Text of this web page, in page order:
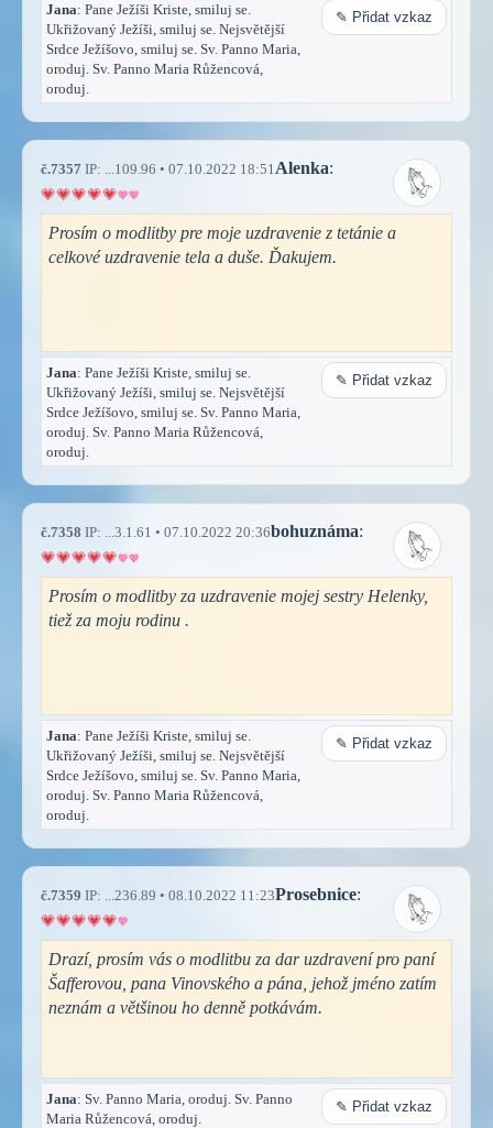
Jana: Pane Ježíši Kriste, smiluj se.
Ukřižovaný Ježíši, smiluj se. Nejsvětější
Srdce Ježíšovo, smiluj se. Sv. Panno Maria,
oroduj. Sv. Panno Maria Růžencová,
oroduj.
✎ Přidat vzkaz
č.7357 IP: ...109.96 • 07.10.2022 18:51 Alenka:
Prosím o modlitby pre moje uzdravenie z tetánie a
celkové uzdravenie tela a duše. Ďakujem.
Jana: Pane Ježíši Kriste, smiluj se.
Ukřižovaný Ježíši, smiluj se. Nejsvětější
Srdce Ježíšovo, smiluj se. Sv. Panno Maria,
oroduj. Sv. Panno Maria Růžencová,
oroduj.
✎ Přidat vzkaz
č.7358 IP: ...3.1.61 • 07.10.2022 20:36bohuznáma:
Prosím o modlitby za uzdravenie mojej sestry Helenky,
tiež za moju rodinu .
Jana: Pane Ježíši Kriste, smiluj se.
Ukřižovaný Ježíši, smiluj se. Nejsvětější
Srdce Ježíšovo, smiluj se. Sv. Panno Maria,
oroduj. Sv. Panno Maria Růžencová,
oroduj.
✎ Přidat vzkaz
č.7359 IP: ...236.89 • 08.10.2022 11:23Prosebnice:
Drazí, prosím vás o modlitbu za dar uzdravení pro paní
Šafferovou, pana Vinovského a pána, jehož jméno zatím
neznám a většinou ho denně potkávám.
Jana: Sv. Panno Maria, oroduj. Sv. Panno
Maria Růžencová, oroduj.
✎ Přidat vzkaz